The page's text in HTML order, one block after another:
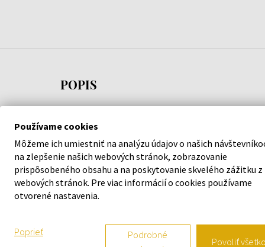
POPIS
neformálne stretnutia. Je to vôňa, ktorá ti
umožňuje cítiť sa ľahko a bezstarostne, akoby si sa
vznášala do neba. Je to ako chvíľa bezstarostného
šťastia, ktorá ti pripomína krásu jednoduchých
momentov v živote.
Používame cookies
Môžeme ich umiestniť na analýzu údajov o našich
na zlepšenie našich webových stránok, zobrazovanie
prispôsobeného obsahu a na poskytovanie skvelého zážitku z
webových stránok. Pre viac informácií o cookies používame
otvorené nastavenia.
Poprieť
Podrobné
Povoliť všetko